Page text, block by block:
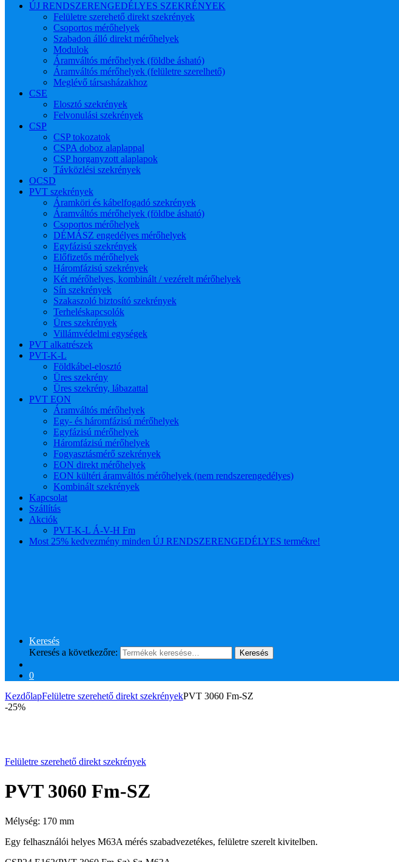
ÚJ RENDSZERENGEDÉLYES SZEKRÉNYEK
Felületre szerehető direkt szekrények
Csoportos mérőhelyek
Szabadon álló direkt mérőhelyek
Modulok
Áramváltós mérőhelyek (földbe ásható)
Áramváltós mérőhelyek (felületre szerelhető)
Meglévő társasházakhoz
CSE
Elosztó szekrények
Felvonulási szekrények
CSP
CSP tokozatok
CSPA doboz alaplappal
CSP horganyzott alaplapok
Távközlési szekrények
OCSD
PVT szekrények
Áramköri és kábelfogadó szekrények
Áramváltós mérőhelyek (földbe ásható)
Csoportos mérőhelyek
DÉMÁSZ engedélyes mérőhelyek
Egyfázisú szekrények
Előfizetős mérőhelyek
Háromfázisú szekrények
Két mérőhelyes, kombinált / vezérelt mérőhelyek
Sín szekrények
Szakaszoló biztosító szekrények
Terheléskapcsolók
Üres szekrények
Villámvédelmi egységek
PVT alkatrészek
PVT-K-L
Földkábel-elosztó
Üres szekrény
Üres szekrény, lábazattal
PVT EON
Áramváltós mérőhelyek
Egy- és háromfázisú mérőhelyek
Egyfázisú mérőhelyek
Háromfázisú mérőhelyek
Fogyasztásmérő szekrények
EON direkt mérőhelyek
EON kültéri áramváltós mérőhelyek (nem rendszerengedélyes)
Kombinált szekrények
Kapcsolat
Szállítás
Akciók
PVT-K-L Á-V-H Fm
Most 25% kedvezmény minden ÚJ RENDSZERENGEDÉLYES termékre!
Keresés
Keresés a következőre:
Keresés
0
KezdőlapFelületre szerehető direkt szekrényekPVT 3060 Fm-SZ
-25%
Felületre szerehető direkt szekrények
PVT 3060 Fm-SZ
Mélység: 170 mm
Egy felhasználói helyes M63A mérés szabadvezetékes, felületre szerelt kivitelben.